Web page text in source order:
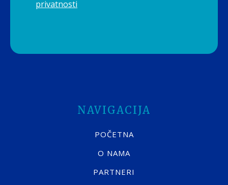
privatnosti
NAVIGACIJA
POČETNA
O NAMA
PARTNERI